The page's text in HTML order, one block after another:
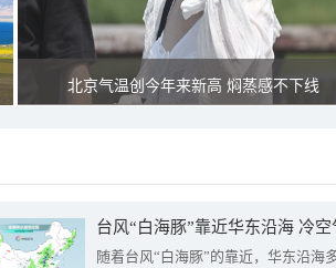
北京气温创今年来新高 焖蒸感不下线
台风“白海豚”靠近华东沿海 冷
随着台风“白海豚”的靠近，华东沿海